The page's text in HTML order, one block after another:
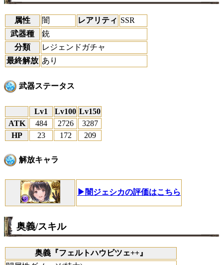
属性 闇 レアリティ SSR
武器種
銃
分類
レジェンドガチャ
最終解放 あり
武器ステータス
Lv1 Lv100 Lv150
ATK
484 2726
3287
HP
23 172 209
解放キャラ
▶闇ジェシカの評価はこちら
奥義/スキル
奥義『フェルトハウビツェ++』